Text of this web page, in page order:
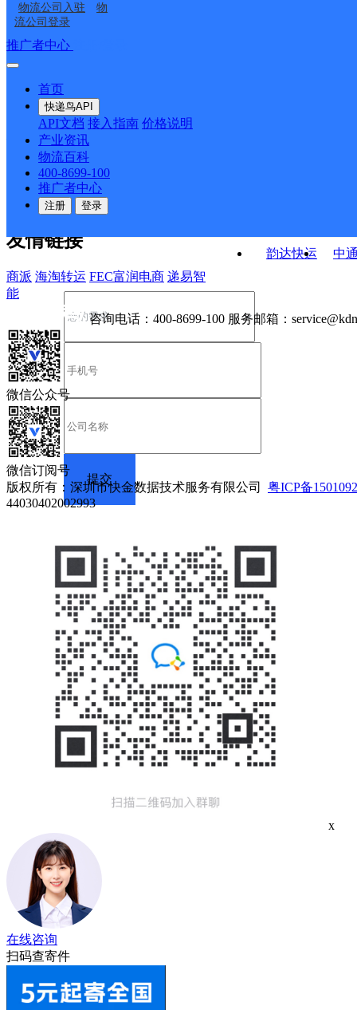
物流公司入驻
物
流公司登录
推广者中心
首页
快递鸟API
API文档 接入指南 价格说明
产业资讯
物流百科
400-8699-100
推广者中心
注册 登录
ID7170
大悟县夏店镇合作点
韵达快运
中
接口API
API接口 DEMO下载
关于我们
公司介绍 企业动态
合作伙伴 快递鸟接口服务协议
户隐私政策
友情链接
商派 海淘转运 FEC富润电商 递易智
能
咨询电话： 400-8699-100 服务邮箱：
微信公众号
微信订阅号
版权所有：深圳市快金数据技术服务有限公司 粤ICP备
44030402002993
x
在线咨询
扫码查寄件